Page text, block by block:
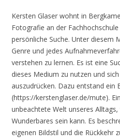
Kersten Glaser wohnt in
Fotografie an der
persönliche Suche. Unter diesem
Genre und jedes
verstehen zu lernen. Es ist eine
dieses Medium zu nutzen und
auszudrücken. Dazu entstand ein
(https://kerstenglaser.de/mute).
unbeachtete Welt unseres
Wunderbares sein kann. Es
eigenen Bildstil und die Rückkehr